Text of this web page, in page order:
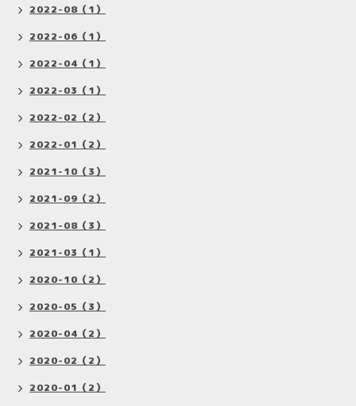
2022-08（1）
2022-06（1）
2022-04（1）
2022-03（1）
2022-02（2）
2022-01（2）
2021-10（3）
2021-09（2）
2021-08（3）
2021-03（1）
2020-10（2）
2020-05（3）
2020-04（2）
2020-02（2）
2020-01（2）